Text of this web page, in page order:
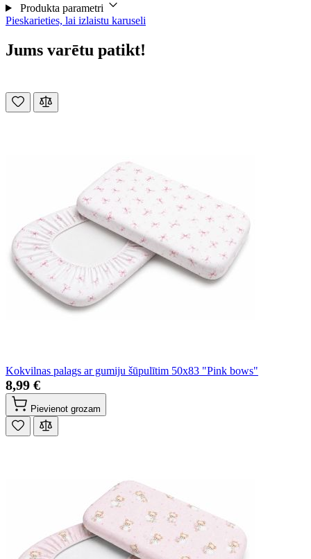
Produkta parametri
Pieskarieties, lai izlaistu karuseli
Jums varētu patikt!
Kokvilnas palags ar gumiju šūpulītim 50x83 "Pink bows"
8,99 €
Pievienot grozam